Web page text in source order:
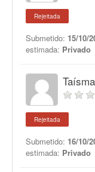
Rejeitada
Submetido: 15/10/
estimada: Privado
Rejeitada
Submetido: 16/10/
estimada: Privado